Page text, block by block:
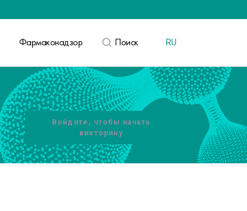
Фармаконадзор Поиск RU
Войдите, чтобы начать
викторину